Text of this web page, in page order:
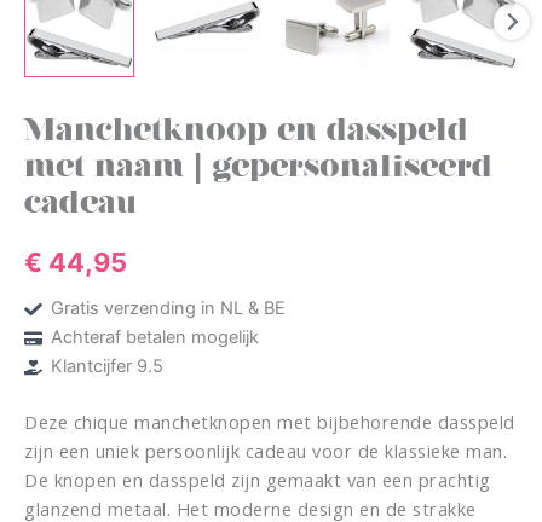
Manchetknoop en dasspeld
met naam | gepersonaliseerd
cadeau
€ 44,95
Gratis verzending in NL & BE
Achteraf betalen mogelijk
Klantcijfer 9.5
Deze chique manchetknopen met bijbehorende dasspeld
zijn een uniek persoonlijk cadeau voor de klassieke man.
De knopen en dasspeld zijn gemaakt van een prachtig
glanzend metaal. Het moderne design en de strakke